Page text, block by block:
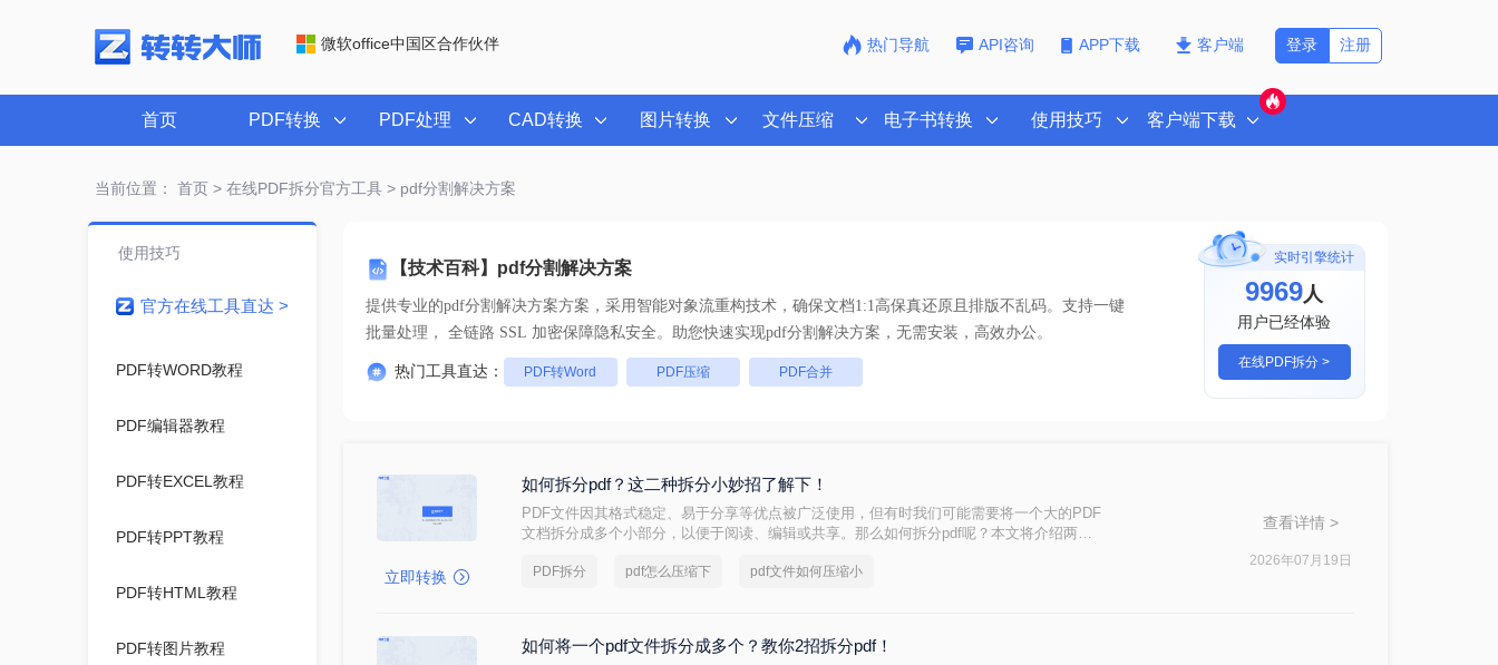
微软office中国区合作伙伴 热门导航 API咨询 APP下载 客户端 注册
登录
首页 PDF转换 PDF处理 CAD转换 图片转换 文件压缩 电子书转换 使用技巧 客户端下载
当前位置： 首页> 在线PDF拆分官方工具> pdf分割解决方案
【技术百科】pdf分割解决方案
提供专业的pdf分割解决方案方案，采用智能对象流重构技术，确保文档1:1高保真还原且排版不乱码。支持一键
批量处理， 全链路 SSL 加密保障隐私安全。助您快速实现pdf分割解决方案 ，无需安装，高效办公。
热门工具直达： PDF转Word PDF压缩 PDF合并
实时引擎统计
9969人
用户已经体验
在线PDF拆分 >
使用技巧
官方在线工具直达 >
PDF转WORD教程
PDF编辑器教程
PDF转EXCEL教程
PDF转PPT教程
PDF转HTML教程
PDF转图片教程
立即转换
如何拆分pdf？这二种拆分小妙招了解下！
PDF文件因其格式稳定、易于分享等优点被广泛使用，但有时我们可能需要将一个大的PDF
文档拆分成多个小部分，以便于阅读、编辑或共享。那么如何拆分pdf呢？本文将介绍两种
PDF拆分 pdf怎么压缩下 pdf文件如何压缩小
查看详情 >
2026年07月19日
如何将一个pdf文件拆分成多个？教你2招拆分pdf！